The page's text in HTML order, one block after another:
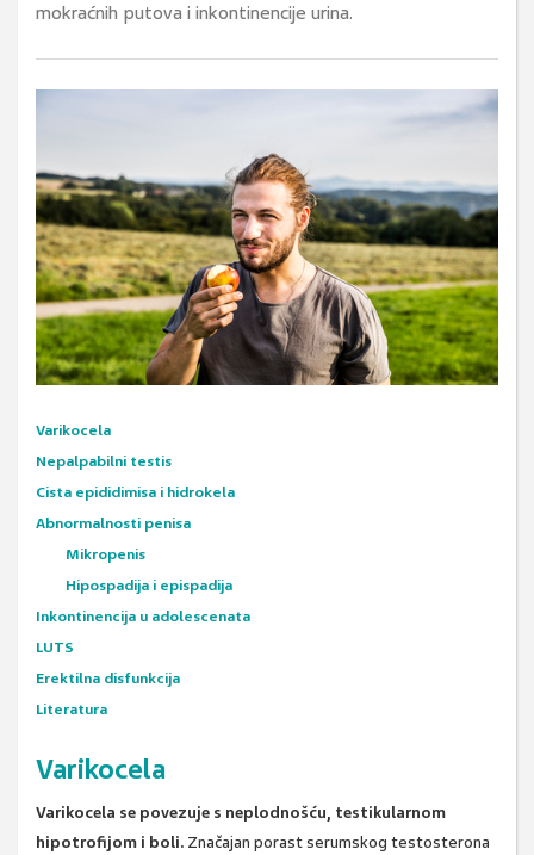
mokraćnih putova i inkontinencije urina.
Varikocela
Nepalpabilni testis
Cista epididimisa i hidrokela
Abnormalnosti penisa
Mikropenis
Hipospadija i epispadija
Inkontinencija u adolescenata
LUTS
Erektilna disfunkcija
Literatura
Varikocela
Varikocela se povezuje s neplodnošću, testikularnom
hipotrofijom i boli. Značajan porast serumskog testosterona